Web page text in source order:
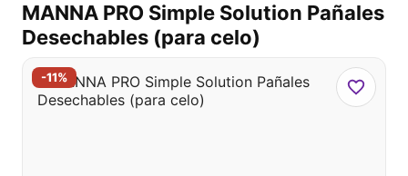
-11%
MANNA PRO Simple Solution Pañales
Desechables (para celo)